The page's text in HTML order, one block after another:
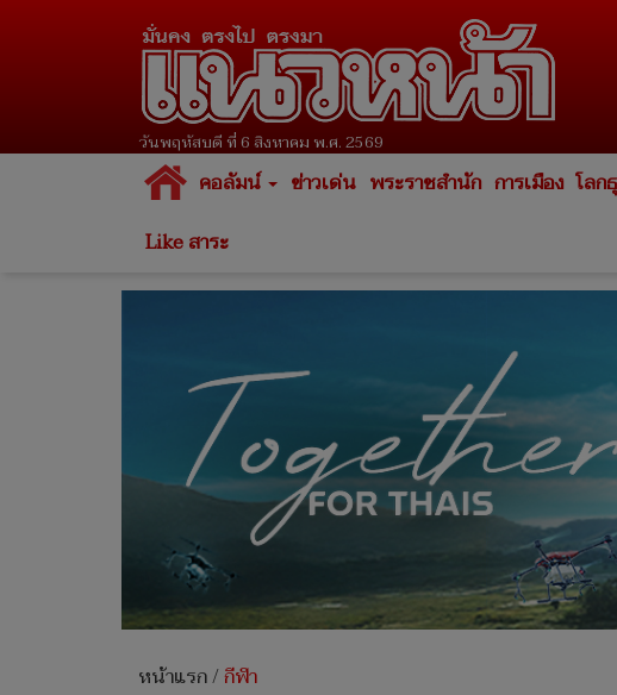
วันพฤหัสบดี ที่ 6 สิงหาคม พ.ศ. 2569
คอลัมน์ ข่าวเด่น พระราชสำนัก การเมือง โลก
Like สาระ
หน้าแรก/กีฬา